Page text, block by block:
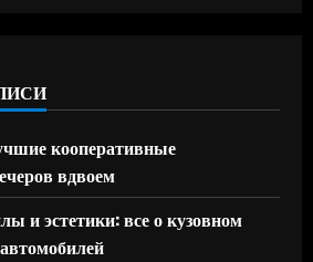
кооперативные
вдвоем
и эстетики: все о кузовном